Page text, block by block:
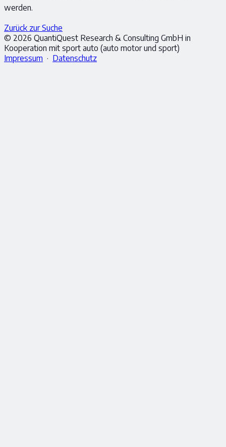
werden.
Zurück zur Suche
© 2026 QuantiQuest Research & Consulting GmbH in
Kooperation mit sport auto (auto motor und sport)
Impressum · Datenschutz